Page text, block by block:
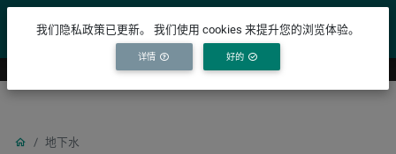
YICODE
地下水
我们隐私政策已更新。 我们使用 cookies 来提升您的浏览体验。
详情 好的